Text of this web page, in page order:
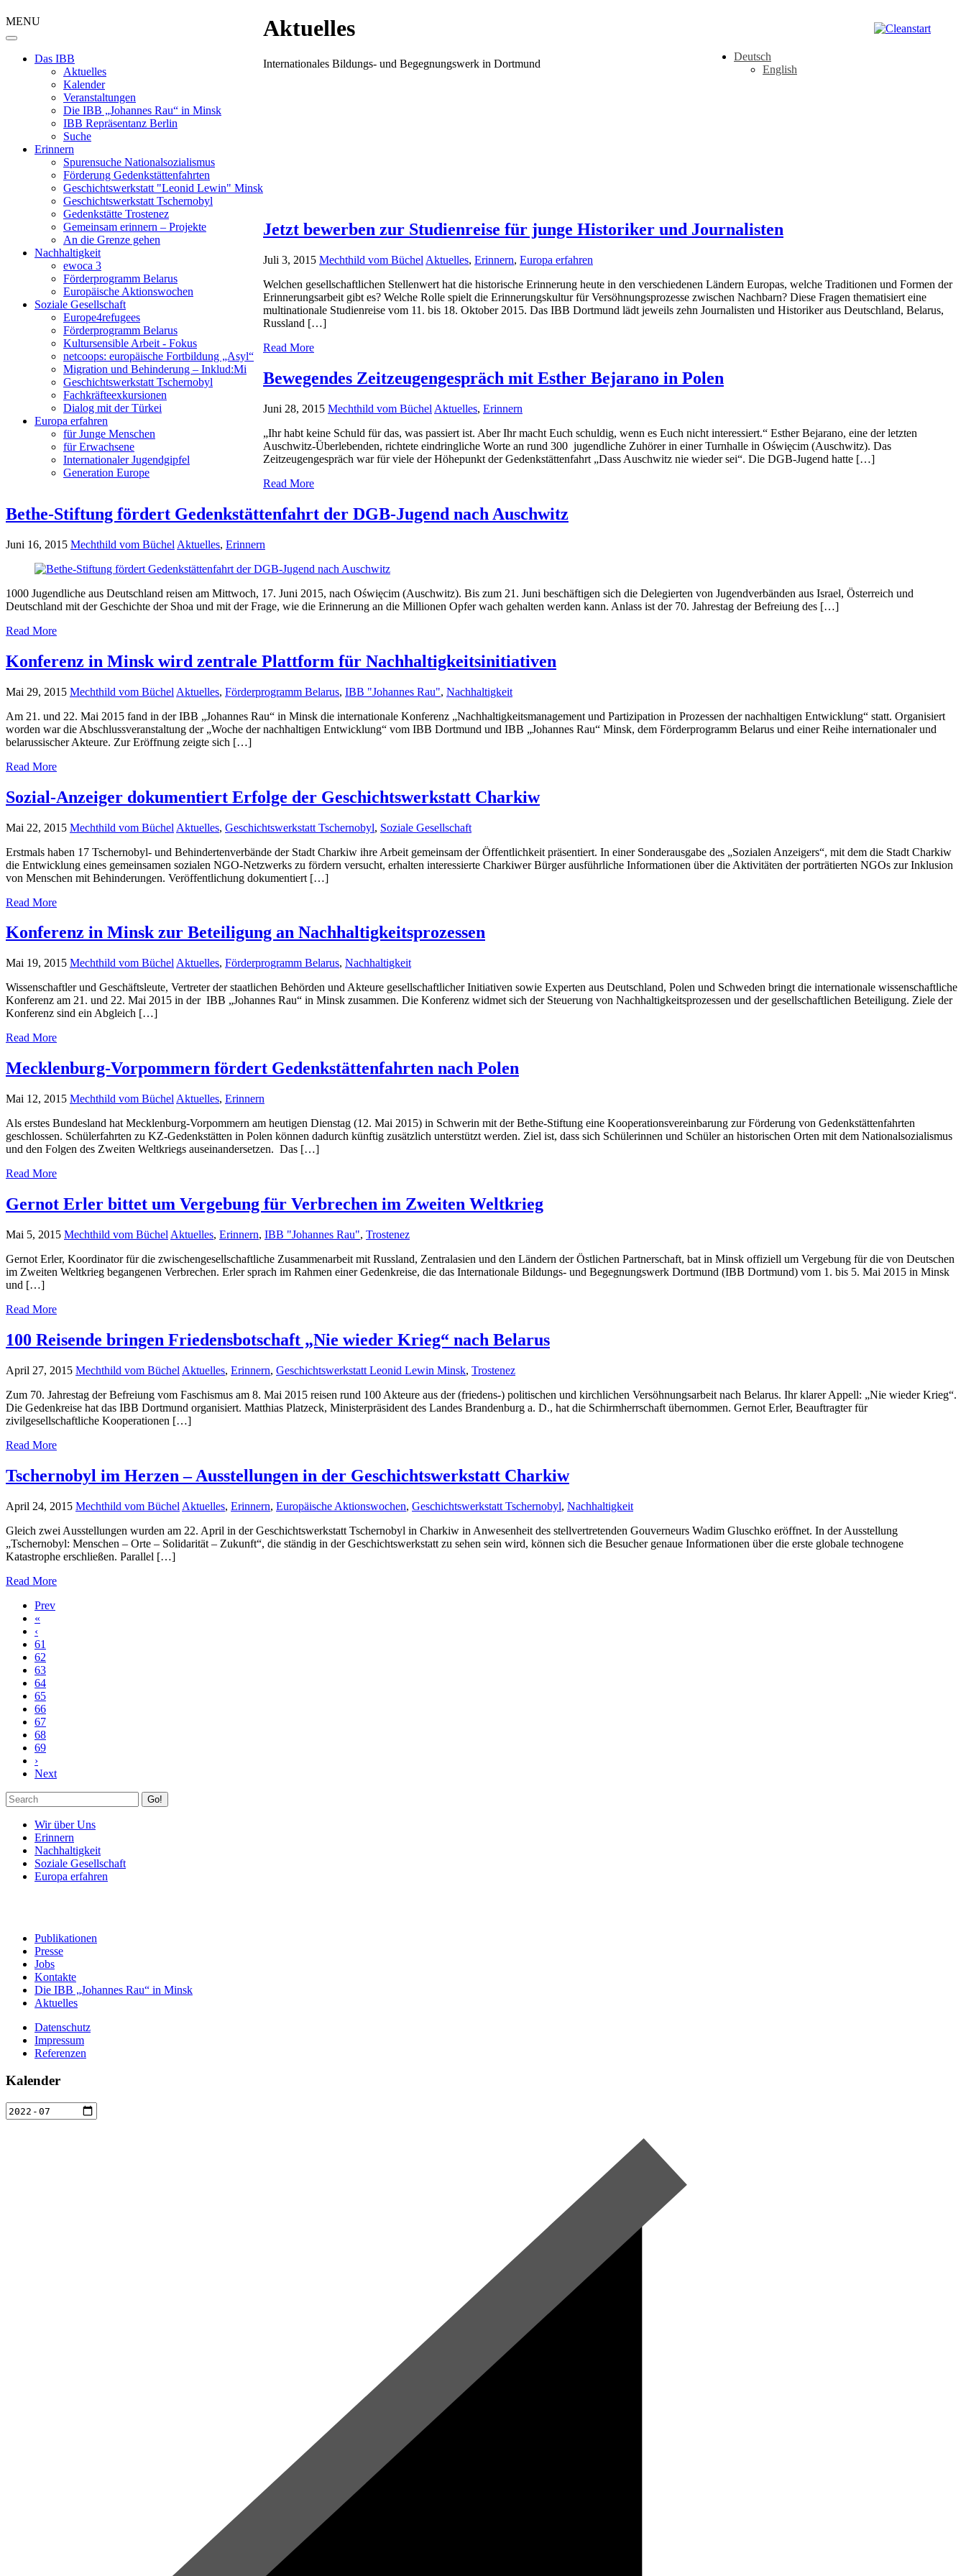
Deutsch
English
MENU
Das IBB
Aktuelles
Kalender
Veranstaltungen
Die IBB „Johannes Rau“ in Minsk
IBB Repräsentanz Berlin
Suche
Erinnern
Spurensuche Nationalsozialismus
Förderung Gedenkstättenfahrten
Geschichtswerkstatt "Leonid Lewin" Minsk
Geschichtswerkstatt Tschernobyl
Gedenkstätte Trostenez
Gemeinsam erinnern – Projekte
An die Grenze gehen
Nachhaltigkeit
ewoca 3
Förderprogramm Belarus
Europäische Aktionswochen
Soziale Gesellschaft
Europe4refugees
Förderprogramm Belarus
Kultursensible Arbeit - Fokus
netcoops: europäische Fortbildung „Asyl“
Migration und Behinderung – Inklud:Mi
Geschichtswerkstatt Tschernobyl
Fachkräfteexkursionen
Dialog mit der Türkei
Europa erfahren
für Junge Menschen
für Erwachsene
Internationaler Jugendgipfel
Generation Europe
Aktuelles
Internationales Bildungs- und Begegnungswerk in Dortmund
Jetzt bewerben zur Studienreise für junge Historiker und Journalisten
Juli 3, 2015 Mechthild vom Büchel Aktuelles, Erinnern, Europa erfahren
Welchen gesellschaftlichen Stellenwert hat die historische Erinnerung heute in den verschiedenen Ländern Europas, welche Traditionen und Formen der
Erinnerungsarbeit gibt es? Welche Rolle spielt die Erinnerungskultur für Versöhnungsprozesse zwischen Nachbarn? Diese Fragen thematisiert eine
multinationale Studienreise vom 11. bis 18. Oktober 2015. Das IBB Dortmund lädt jeweils zehn Journalisten und Historiker aus Deutschland, Belarus,
Russland […]
Read More
Bewegendes Zeitzeugengespräch mit Esther Bejarano in Polen
Juni 28, 2015 Mechthild vom Büchel Aktuelles, Erinnern
„Ihr habt keine Schuld für das, was passiert ist. Aber Ihr macht Euch schuldig, wenn es Euch nicht interessiert.“ Esther Bejarano, eine der letzten
Auschwitz-Überlebenden, richtete eindringliche Worte an rund 300 jugendliche Zuhörer in einer Turnhalle in Oświęcim (Auschwitz). Das
Zeitzeugengespräch war für viele der Höhepunkt der Gedenkstättenfahrt „Dass Auschwitz nie wieder sei“. Die DGB-Jugend hatte […]
Read More
Bethe-Stiftung fördert Gedenkstättenfahrt der DGB-Jugend nach Auschwitz
Juni 16, 2015 Mechthild vom Büchel Aktuelles, Erinnern
1000 Jugendliche aus Deutschland reisen am Mittwoch, 17. Juni 2015, nach Oświęcim (Auschwitz). Bis zum 21. Juni beschäftigen sich die Delegierten von Jugendverbänden aus Israel, Österreich und
Deutschland mit der Geschichte der Shoa und mit der Frage, wie die Erinnerung an die Millionen Opfer wach gehalten werden kann. Anlass ist der 70. Jahrestag der Befreiung des […]
Read More
Konferenz in Minsk wird zentrale Plattform für Nachhaltigkeitsinitiativen
Mai 29, 2015 Mechthild vom Büchel Aktuelles, Förderprogramm Belarus, IBB "Johannes Rau", Nachhaltigkeit
Am 21. und 22. Mai 2015 fand in der IBB „Johannes Rau“ in Minsk die internationale Konferenz „Nachhaltigkeitsmanagement und Partizipation in Prozessen der nachhaltigen Entwicklung“ statt. Organisiert
worden war die Abschlussveranstaltung der „Woche der nachhaltigen Entwicklung“ vom IBB Dortmund und IBB „Johannes Rau“ Minsk, dem Förderprogramm Belarus und einer Reihe internationaler und
belarussischer Akteure. Zur Eröffnung zeigte sich […]
Read More
Sozial-Anzeiger dokumentiert Erfolge der Geschichtswerkstatt Charkiw
Mai 22, 2015 Mechthild vom Büchel Aktuelles, Geschichtswerkstatt Tschernobyl, Soziale Gesellschaft
Erstmals haben 17 Tschernobyl- und Behindertenverbände der Stadt Charkiw ihre Arbeit gemeinsam der Öffentlichkeit präsentiert. In einer Sonderausgabe des „Sozialen Anzeigers“, mit dem die Stadt Charkiw
die Entwicklung eines gemeinsamen sozialen NGO-Netzwerks zu fördern versucht, erhalten interessierte Charkiwer Bürger ausführliche Informationen über die Aktivitäten der porträtierten NGOs zur Inklusion
von Menschen mit Behinderungen. Veröffentlichung dokumentiert […]
Read More
Konferenz in Minsk zur Beteiligung an Nachhaltigkeitsprozessen
Mai 19, 2015 Mechthild vom Büchel Aktuelles, Förderprogramm Belarus, Nachhaltigkeit
Wissenschaftler und Geschäftsleute, Vertreter der staatlichen Behörden und Akteure gesellschaftlicher Initiativen sowie Experten aus Deutschland, Polen und Schweden bringt die internationale wissenschaftliche
Konferenz am 21. und 22. Mai 2015 in der IBB „Johannes Rau“ in Minsk zusammen. Die Konferenz widmet sich der Steuerung von Nachhaltigkeitsprozessen und der gesellschaftlichen Beteiligung. Ziele der
Konferenz sind ein Abgleich […]
Read More
Mecklenburg-Vorpommern fördert Gedenkstättenfahrten nach Polen
Mai 12, 2015 Mechthild vom Büchel Aktuelles, Erinnern
Als erstes Bundesland hat Mecklenburg-Vorpommern am heutigen Dienstag (12. Mai 2015) in Schwerin mit der Bethe-Stiftung eine Kooperationsvereinbarung zur Förderung von Gedenkstättenfahrten
geschlossen. Schülerfahrten zu KZ-Gedenkstätten in Polen können dadurch künftig zusätzlich unterstützt werden. Ziel ist, dass sich Schülerinnen und Schüler an historischen Orten mit dem Nationalsozialismus
und den Folgen des Zweiten Weltkriegs auseinandersetzen. Das […]
Read More
Gernot Erler bittet um Vergebung für Verbrechen im Zweiten Weltkrieg
Mai 5, 2015 Mechthild vom Büchel Aktuelles, Erinnern, IBB "Johannes Rau", Trostenez
Gernot Erler, Koordinator für die zwischengesellschaftliche Zusammenarbeit mit Russland, Zentralasien und den Ländern der Östlichen Partnerschaft, bat in Minsk offiziell um Vergebung für die von Deutschen
im Zweiten Weltkrieg begangenen Verbrechen. Erler sprach im Rahmen einer Gedenkreise, die das Internationale Bildungs- und Begegnungswerk Dortmund (IBB Dortmund) vom 1. bis 5. Mai 2015 in Minsk
und […]
Read More
100 Reisende bringen Friedensbotschaft „Nie wieder Krieg“ nach Belarus
April 27, 2015 Mechthild vom Büchel Aktuelles, Erinnern, Geschichtswerkstatt Leonid Lewin Minsk, Trostenez
Zum 70. Jahrestag der Befreiung vom Faschismus am 8. Mai 2015 reisen rund 100 Akteure aus der (friedens-) politischen und kirchlichen Versöhnungsarbeit nach Belarus. Ihr klarer Appell: „Nie wieder Krieg“.
Die Gedenkreise hat das IBB Dortmund organisiert. Matthias Platzeck, Ministerpräsident des Landes Brandenburg a. D., hat die Schirmherrschaft übernommen. Gernot Erler, Beauftragter für
zivilgesellschaftliche Kooperationen […]
Read More
Tschernobyl im Herzen – Ausstellungen in der Geschichtswerkstatt Charkiw
April 24, 2015 Mechthild vom Büchel Aktuelles, Erinnern, Europäische Aktionswochen, Geschichtswerkstatt Tschernobyl, Nachhaltigkeit
Gleich zwei Ausstellungen wurden am 22. April in der Geschichtswerkstatt Tschernobyl in Charkiw in Anwesenheit des stellvertretenden Gouverneurs Wadim Gluschko eröffnet. In der Ausstellung
„Tschernobyl: Menschen – Orte – Solidarität – Zukunft“, die ständig in der Geschichtswerkstatt zu sehen sein wird, können sich die Besucher genaue Informationen über die erste globale technogene
Katastrophe erschließen. Parallel […]
Read More
Prev
«
‹
61
62
63
64
65
66
67
68
69
›
Next
Go!
Wir über Uns
Erinnern
Nachhaltigkeit
Soziale Gesellschaft
Europa erfahren
Publikationen
Presse
Jobs
Kontakte
Die IBB „Johannes Rau“ in Minsk
Aktuelles
Datenschutz
Impressum
Referenzen
Kalender